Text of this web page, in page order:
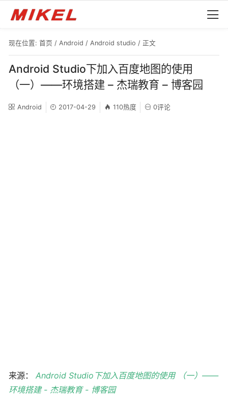
现在位置: 首页 / Android / Android studio / 正文
Android Studio下加入百度地图的使用
（一）——环境搭建 – 杰瑞教育 – 博客园
Android 2017-04-29 110热度 0评论
来源： Android Studio下加入百度地图的使用 （一）——
环境搭建 - 杰瑞教育 - 博客园